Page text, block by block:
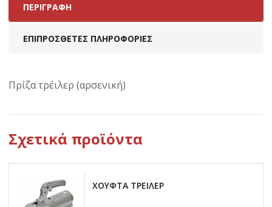
ΠΕΡΙΓΡΑΦΉ
ΕΠΙΠΡΌΣΘΕΤΕΣ ΠΛΗΡΟΦΟΡΊΕΣ
Πρίζα τρέιλερ (αρσενική)
Σχετικά προϊόντα
ΧΟΥΦΤΑ ΤΡΕΙΛΕΡ